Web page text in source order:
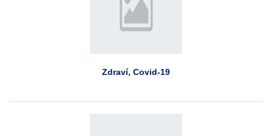
Zdraví, Covid-19